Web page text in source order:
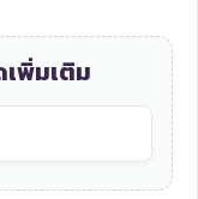
เพิ่มเติม